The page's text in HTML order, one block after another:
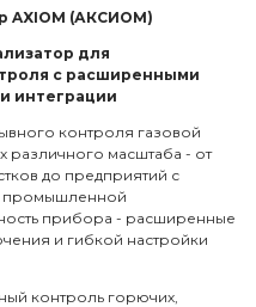
AXIOM (АКСИОМ)
для
с расширенными
интеграции
контроля газовой
различного масштаба - от
до предприятий с
промышленной
прибора - расширенные
и гибкой настройки
контроль горючих,